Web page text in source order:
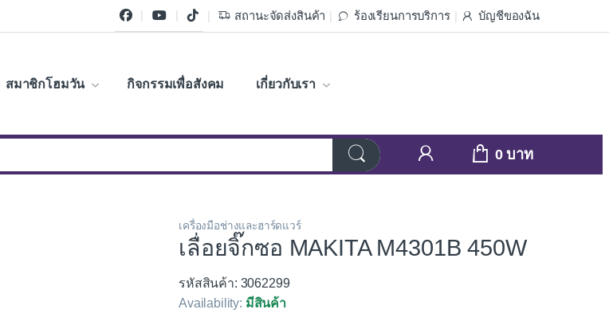
สถานะจัดส่งสินค้า ร้องเรียนการบริการ บัญชีของฉัน
สมาชิกโฮมวัน กิจกรรมเพื่อสังคม เกี่ยวกับเรา
0
เครื่องมือช่างและฮาร์ดแวร์
เลื่อยจิ๊กซอ MAKITA M4301B 450W
รหัสสินค้า: 3062299
Availability: มีสินค้า